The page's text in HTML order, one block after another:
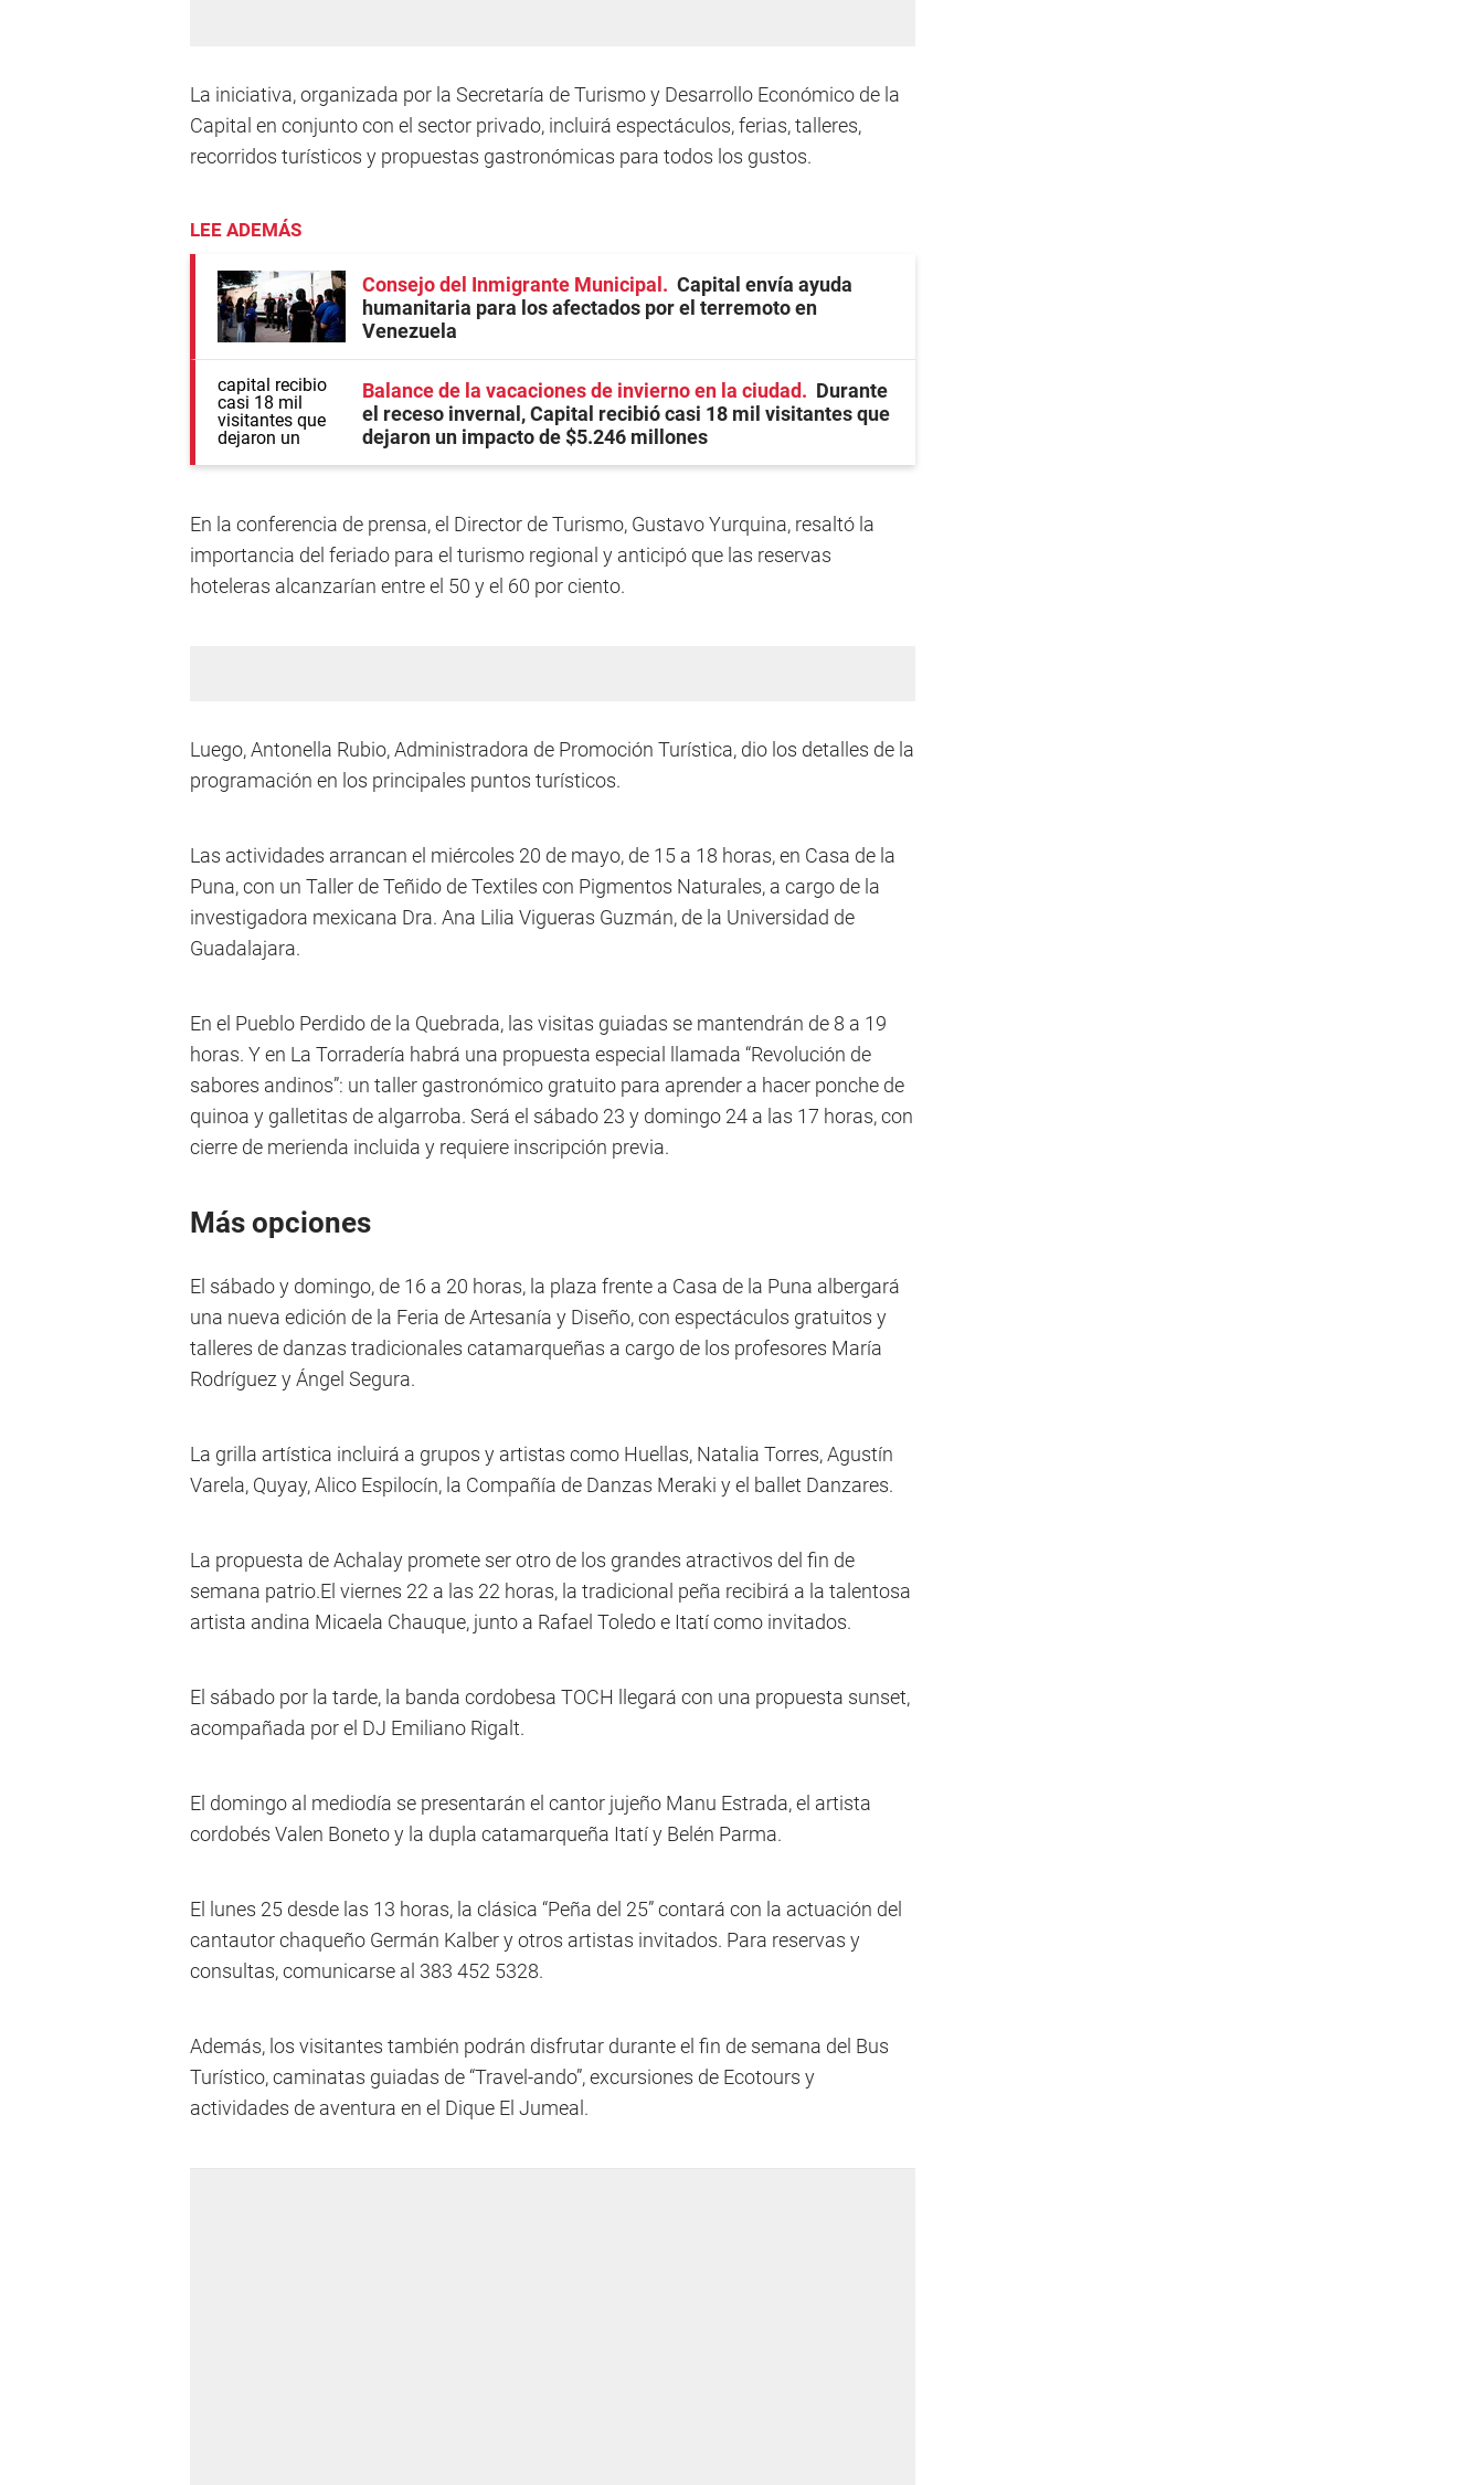
La iniciativa, organizada por la Secretaría de Turismo y Desarrollo Económico de la
Capital en conjunto con el sector privado, incluirá espectáculos, ferias, talleres,
recorridos turísticos y propuestas gastronómicas para todos los gustos.
LEE ADEMÁS
Consejo del Inmigrante Municipal
Capital envía ayuda
humanitaria para los afectados por el terremoto en
Venezuela
Balance de la vacaciones de invierno en la ciudad
Durante
el receso invernal, Capital recibió casi 18 mil visitantes que
dejaron un impacto de $5.246 millones
En la conferencia de prensa, el Director de Turismo, Gustavo Yurquina, resaltó la
importancia del feriado para el turismo regional y anticipó que las reservas
hoteleras alcanzarían entre el 50 y el 60 por ciento.
Luego, Antonella Rubio, Administradora de Promoción Turística, dio los detalles de la
programación en los principales puntos turísticos.
Las actividades arrancan el miércoles 20 de mayo, de 15 a 18 horas, en Casa de la
Puna, con un Taller de Teñido de Textiles con Pigmentos Naturales, a cargo de la
investigadora mexicana Dra. Ana Lilia Vigueras Guzmán, de la Universidad de
Guadalajara.
En el Pueblo Perdido de la Quebrada, las visitas guiadas se mantendrán de 8 a 19
horas. Y en La Torradería habrá una propuesta especial llamada “Revolución de
sabores andinos”: un taller gastronómico gratuito para aprender a hacer ponche de
quinoa y galletitas de algarroba. Será el sábado 23 y domingo 24 a las 17 horas, con
cierre de merienda incluida y requiere inscripción previa.
Más opciones
El sábado y domingo, de 16 a 20 horas, la plaza frente a Casa de la Puna albergará
una nueva edición de la Feria de Artesanía y Diseño, con espectáculos gratuitos y
talleres de danzas tradicionales catamarqueñas a cargo de los profesores María
Rodríguez y Ángel Segura.
La grilla artística incluirá a grupos y artistas como Huellas, Natalia Torres, Agustín
Varela, Quyay, Alico Espilocín, la Compañía de Danzas Meraki y el ballet Danzares.
La propuesta de Achalay promete ser otro de los grandes atractivos del fin de
semana patrio.El viernes 22 a las 22 horas, la tradicional peña recibirá a la talentosa
artista andina Micaela Chauque, junto a Rafael Toledo e Itatí como invitados.
El sábado por la tarde, la banda cordobesa TOCH llegará con una propuesta sunset,
acompañada por el DJ Emiliano Rigalt.
El domingo al mediodía se presentarán el cantor jujeño Manu Estrada, el artista
cordobés Valen Boneto y la dupla catamarqueña Itatí y Belén Parma.
El lunes 25 desde las 13 horas, la clásica “Peña del 25” contará con la actuación del
cantautor chaqueño Germán Kalber y otros artistas invitados. Para reservas y
consultas, comunicarse al 383 452 5328.
Además, los visitantes también podrán disfrutar durante el fin de semana del Bus
Turístico, caminatas guiadas de “Travel-ando”, excursiones de Ecotours y
actividades de aventura en el Dique El Jumeal.